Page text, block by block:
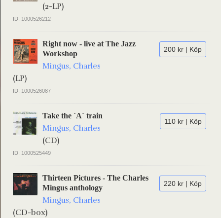
(2-LP)
ID: 1000526212
200 kr | Köp
Right now - live at The Jazz
Workshop
Mingus, Charles
(LP)
ID: 1000526087
110 kr | Köp
Take the ´A´ train
Mingus, Charles
(CD)
ID: 1000525449
220 kr | Köp
Thirteen Pictures - The Charles
Mingus anthology
Mingus, Charles
(CD-box)